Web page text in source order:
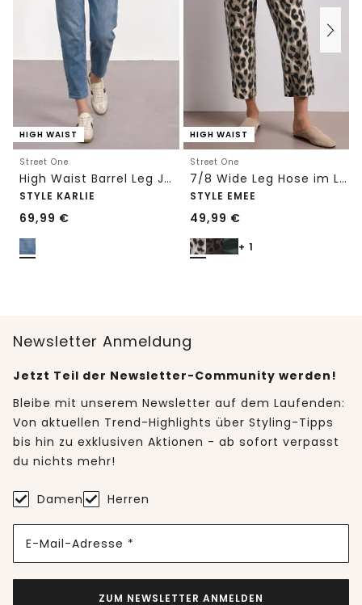
HIGH WAIST
Street One
High Waist Barrel Leg Jeans im Loose Fit
STYLE KARLIE
69,99 €
HIGH WAIST
Street One
7/8 Wide Leg Hose im Loose Fit mit Print
STYLE EMEE
49,99 €
+ 1
Newsletter Anmeldung
Jetzt Teil der Newsletter-Community werden!
Bleibe mit unserem Newsletter auf dem Laufenden:
Von aktuellen Trend-Highlights über Styling-Tipps
bis hin zu exklusiven Aktionen - ab sofort verpasst
du nichts mehr!
Damen Herren
E-Mail-Adresse *
ZUM NEWSLETTER ANMELDEN